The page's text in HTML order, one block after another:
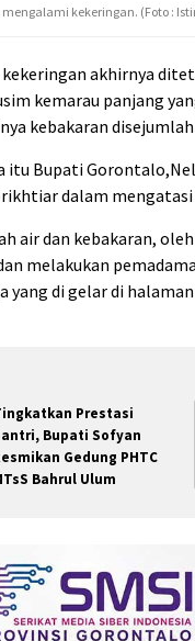
kekeringan. (Foto :
akhirnya
kemarau panjang
kebakaran
itu Bupati
dalam mengatasi
air dan kebakaran,
melakukan
yang di gelar di
Prestasi
Bupati Sofyan
Gedung PHTC
Bahrul Ulum